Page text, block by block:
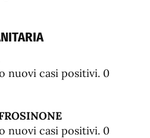
nuovi casi positivi. 0
nuovi casi positivi. 0